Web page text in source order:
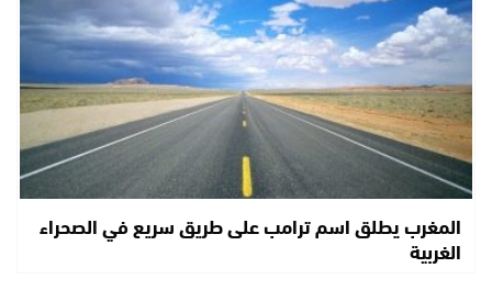
المغرب يطلق اسم ترامب على طريق سريع في الصحراء
الغربية